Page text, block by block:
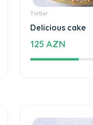
Tortlar
Delicious cake
125 AZN